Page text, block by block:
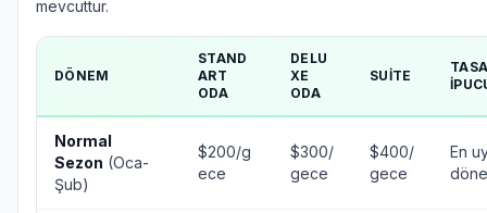
mevcuttur.
DÖNEM
STAND
ART
ODA
DELU
XE
ODA
SUITE
Normal
Sezon (Oca-
Şub)
$200/g
ece
$300/
gece
$400/
gece
En